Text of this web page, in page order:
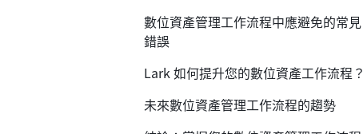
數位資產管理工作流程中應避免的常見
錯誤
Lark 如何提升您的數位資產工作流程？
未來數位資產管理工作流程的趨勢